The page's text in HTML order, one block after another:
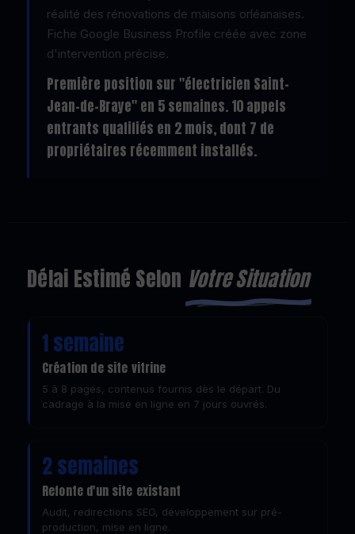
réalité des rénovations de maisons orléanaises.
Fiche Google Business Profile créée avec zone
d'intervention précise.
Première position sur "électricien Saint-
Jean-de-Braye" en 5 semaines. 10 appels
entrants qualifiés en 2 mois, dont 7 de
propriétaires récemment installés.
Délai Estimé Selon Votre Situation
1 semaine
Création de site vitrine
5 à 8 pages, contenus fournis dès le départ. Du
cadrage à la mise en ligne en 7 jours ouvrés.
2 semaines
Refonte d'un site existant
Audit, redirections SEO, développement sur pré-
production, mise en ligne.